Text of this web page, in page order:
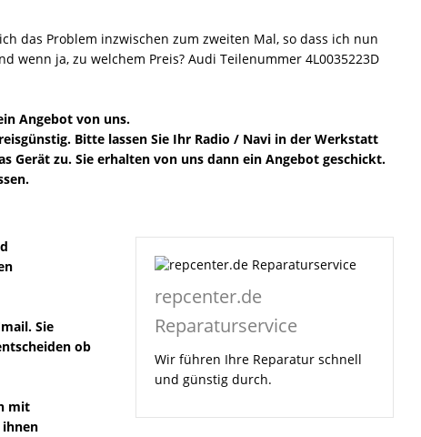
das Problem inzwischen zum zweiten Mal, so dass ich nun
wenn ja, zu welchem Preis? Audi Teilenummer 4L0035223D
Angebot von uns.
Bitte lassen Sie Ihr Radio / Navi in der Werkstatt
Gerät zu. Sie erhalten von uns dann ein Angebot geschickt.
repcenter.de
Reparaturservice
Wir führen Ihre Reparatur schnell
und günstig durch.
Sie
ob
mit
ihnen